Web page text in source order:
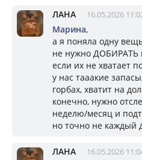
ЛАНА 16.05.2026
Марина,
а я поняла одну
не нужно ДОБИРАТЬ
если их не хватает
у нас тааакие
горбах, хватит на
конечно, нужно
неделю/месяц и
но точно не каждый
ЛАНА 16.05.2026